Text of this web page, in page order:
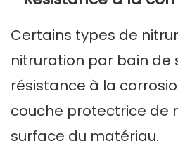
Certains types de
nitruration par bain de
résistance à la
couche protectrice de
surface du matériau.